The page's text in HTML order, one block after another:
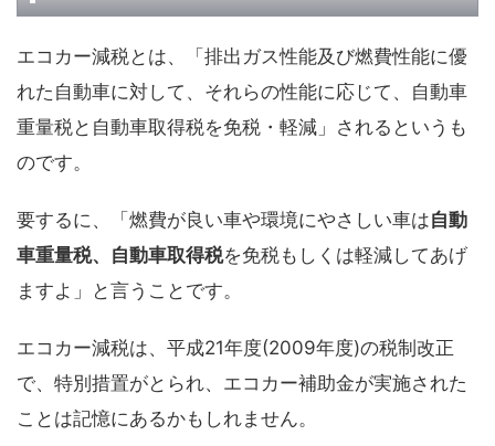
エコカー減税とは、「排出ガス性能及び燃費性能に優
れた自動車に対して、それらの性能に応じて、自動車
重量税と自動車取得税を免税・軽減」されるというも
のです。
要するに、「燃費が良い車や環境にやさしい車は自動
車重量税、 自動車取得税を免税もしくは軽減してあげ
ますよ」と言うことです。
エコカー減税は、平成21年度(2009年度)の税制改正
で、特別措置がとられ、エコカー補助金が実施された
ことは記憶にあるかもしれません。